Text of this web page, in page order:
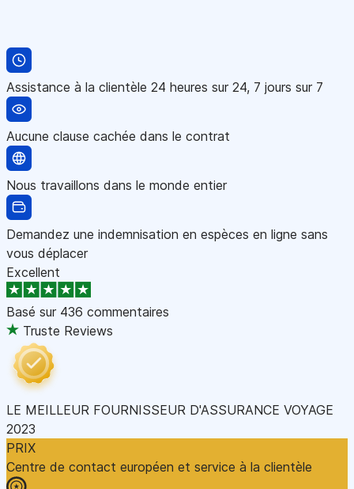
Assistance à la clientèle 24 heures sur 24, 7 jours sur 7
Aucune clause cachée dans le contrat
Nous travaillons dans le monde entier
Demandez une indemnisation en espèces en ligne sans
vous déplacer
Excellent
Basé sur 436 commentaires
Truste Reviews
LE MEILLEUR FOURNISSEUR D'ASSURANCE VOYAGE
2023
PRIX
Centre de contact européen et service à la clientèle